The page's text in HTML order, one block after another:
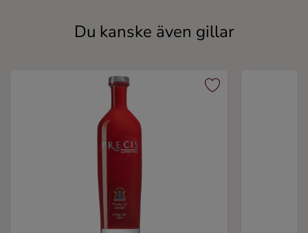
Du kanske även gillar